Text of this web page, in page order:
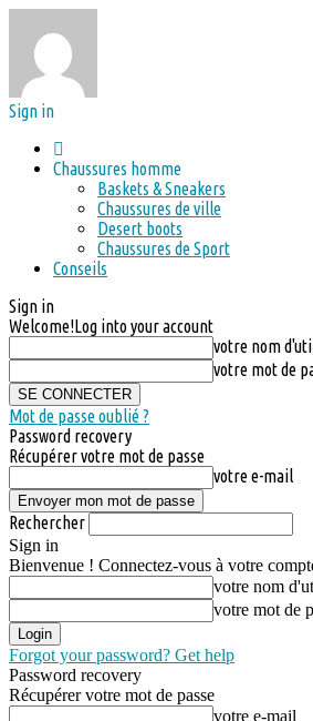
Sign in
Chaussures homme
Baskets & Sneakers
Chaussures de ville
Desert boots
Chaussures de Sport
Conseils
Sign in
Welcome!Log into your account
votre nom
votre mot de
Mot de passe oublié ?
Password recovery
Récupérer votre mot de passe
votre e-mail
Rechercher
Sign in
Bienvenue ! Connectez-vous à votre
votre nom
votre mot de
Forgot your password? Get help
Password recovery
Récupérer votre mot de passe
votre e-mail